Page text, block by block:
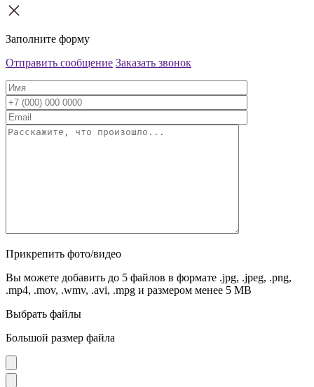
Заполните форму
Отправить сообщение Заказать звонок
Прикрепить фото/видео
Вы можете добавить до 5 файлов в формате .jpg, .jpeg, .png,
.mp4, .mov, .wmv, .avi, .mpg и размером менее 5 MB
Выбрать файлы
Большой размер файла